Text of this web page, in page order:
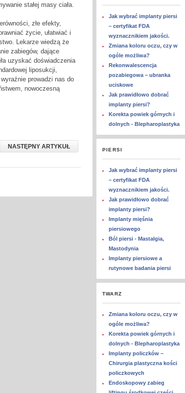
stałej masy ciała.
złe efekty,
życie, ułatwiać i
Lekarze wiedzą że
zabiegów, dające
uzyskać doświadczenia
liposukcji,
prowadzi nas do
nowoczesną
NASTĘPNY ARTYKUŁ
Jak wybrać implanty piersi
– certyfikat FDA
wyznacznikiem jakości.
Zmiana koloru oczu, czy w
ogóle możliwa?
Rekonwalescencja
pozabiegowa – ubranka
uciskowe
Jak prawidłowo dobrać
implanty piersi?
Korekta powiek górnych i
dolnych - Blepharoplastyka
PIERSI
Jak wybrać implanty piersi
– certyfikat FDA
wyznacznikiem jakości.
Jak prawidłowo dobrać
implanty piersi?
Implanty mięśnia
piersiowego
Ból piersi - Mastalgia,
Mastodynia
Implanty piersiowe a
rutynowe badania piersi
TWARZ
Zmiana koloru oczu, czy w
ogóle możliwa?
Korekta powiek górnych i
dolnych - Blepharoplastyka
Implanty policzków –
Chirurgia plastyczna kości
policzkowych
Endoskopowy zabieg